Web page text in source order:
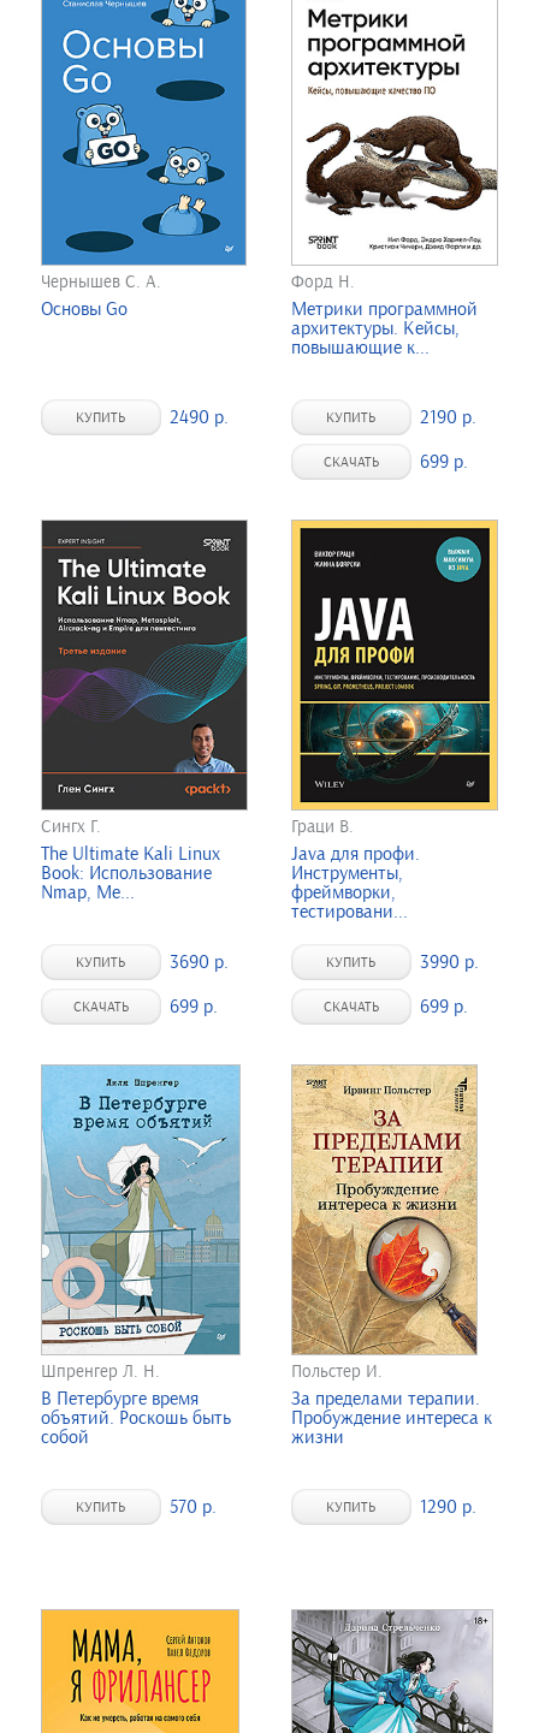
Чернышев С. А.
Основы Go
КУПИТЬ 2490 р.
Форд Н.
Метрики программной
архитектуры. Кейсы,
повышающие к...
КУПИТЬ 2190 р.
СКАЧАТЬ 699 р.
Сингх Г.
The Ultimate Kali Linux
Book: Использование
Nmap, Me...
КУПИТЬ 3690 р.
СКАЧАТЬ 699 р.
Граци В.
Java для профи.
Инструменты,
фреймворки,
тестировани...
КУПИТЬ 3990 р.
СКАЧАТЬ 699 р.
Шпренгер Л. Н.
В Петербурге время
объятий. Роскошь быть
собой
КУПИТЬ 570 р.
Польстер И.
За пределами терапии.
Пробуждение интереса к
жизни
КУПИТЬ 1290 р.